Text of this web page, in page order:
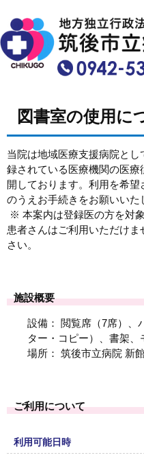
図書室の使用に
当院は地域医療支援病院と
録されている医療機関の医
開しております。利用を希
のうえお手続きをお願いいた
※ 本案内は登録医の方を対
患者さんはご利用いただけ
さい。
施設概要
設備： 閲覧席（7席）、
ター・コピー）、書架、
場所： 筑後市立病院 新
ご利用について
利用可能日時